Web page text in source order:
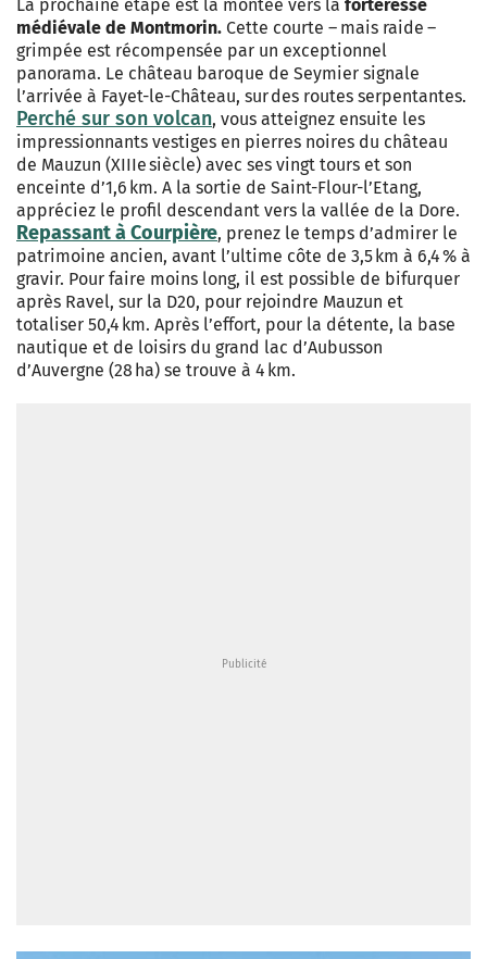
La prochaine étape est la montée vers la forteresse
médiévale de Montmorin. Cette courte – mais raide –
grimpée est récompensée par un exceptionnel
panorama. Le château baroque de Seymier signale
l’arrivée à Fayet-le-Château, sur des routes serpentantes.
Perché sur son volcan, vous atteignez ensuite les
impressionnants vestiges en pierres noires du château
de Mauzun (XIIIe siècle) avec ses vingt tours et son
enceinte d’1,6 km. A la sortie de Saint-Flour-l’Etang,
appréciez le profil descendant vers la vallée de la Dore.
Repassant à Courpière, prenez le temps d’admirer le
patrimoine ancien, avant l’ultime côte de 3,5 km à 6,4 % à
gravir. Pour faire moins long, il est possible de bifurquer
après Ravel, sur la D20, pour rejoindre Mauzun et
totaliser 50,4 km. Après l’effort, pour la détente, la base
nautique et de loisirs du grand lac d’Aubusson
d’Auvergne (28 ha) se trouve à 4 km.